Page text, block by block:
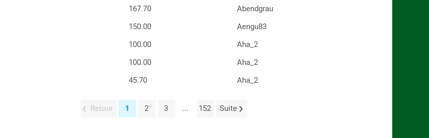
167.70
Abendgrau
150.00
Aengu83
100.00
Aha_2
100.00
Aha_2
45.70 Aha_2
Retour 1 2 3 ... 152 Suite